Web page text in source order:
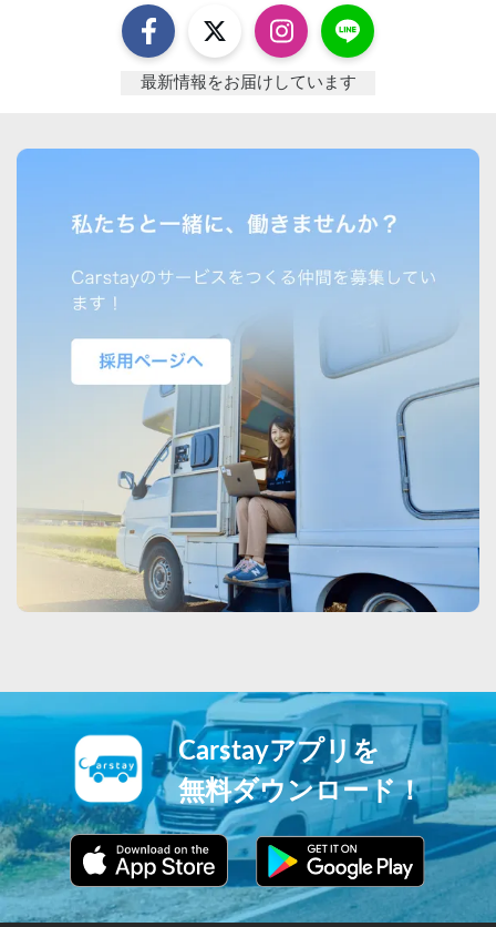
最新情報をお届けしています
Carstayアプリを
無料ダウンロード！